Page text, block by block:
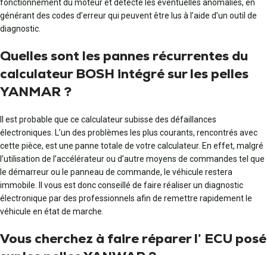
fonctionnement du moteur et détecte les éventuelles anomalies, en
générant des codes d’erreur qui peuvent être lus à l’aide d’un outil de
diagnostic.
Quelles sont les pannes récurrentes du
calculateur BOSH intégré sur les pelles
YANMAR ?
Il est probable que ce calculateur subisse des défaillances
électroniques. L’un des problèmes les plus courants, rencontrés avec
cette pièce, est une panne totale de votre calculateur. En effet, malgré
l’utilisation de l’accélérateur ou d’autre moyens de commandes tel que
le démarreur ou le panneau de commande, le véhicule restera
immobile. Il vous est donc conseillé de faire réaliser un diagnostic
électronique par des professionnels afin de remettre rapidement le
véhicule en état de marche.
Vous cherchez à faire réparer l’ ECU posé